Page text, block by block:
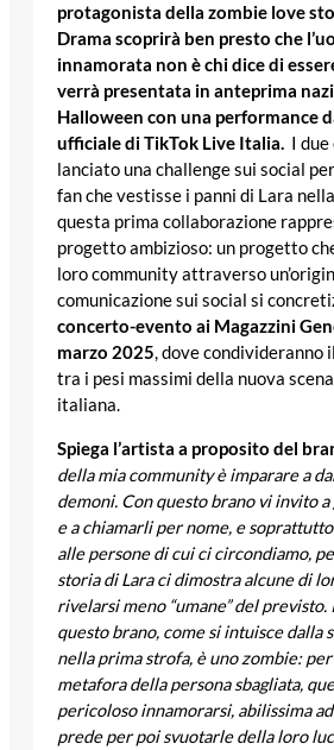
protagonista della zombie love
Drama scoprirà ben presto che
innamorata non è chi dice di
verrà presentata in anteprima
Halloween con una performance
ufficiale di TikTok Live Italia. I
lanciato una challenge sui social
fan che vestisse i panni di Lara
questa prima collaborazione
progetto ambizioso: un progetto
loro community attraverso
comunicazione sui social si
concerto-evento ai Magazzini
marzo 2025, dove condivideranno
tra i pesi massimi della nuova
italiana.
Spiega l’artista a proposito del
della mia community è imparare a
demoni. Con questo brano vi invito
e a chiamarli per nome, e
alle persone di cui ci circondiamo,
storia di Lara ci dimostra alcune di
rivelarsi meno “umane” del
questo brano, come si intuisce dalla
nella prima strofa, è uno zombie:
metafora della persona sbagliata,
pericoloso innamorarsi, abilissima
prede per poi svuotarle della loro